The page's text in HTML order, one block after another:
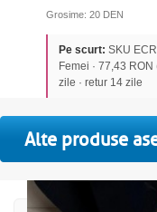
Grosime: 20 DEN
Pe scurt: SKU
Femei · 77,43 RON
zile · retur 14 zile
Alte produse